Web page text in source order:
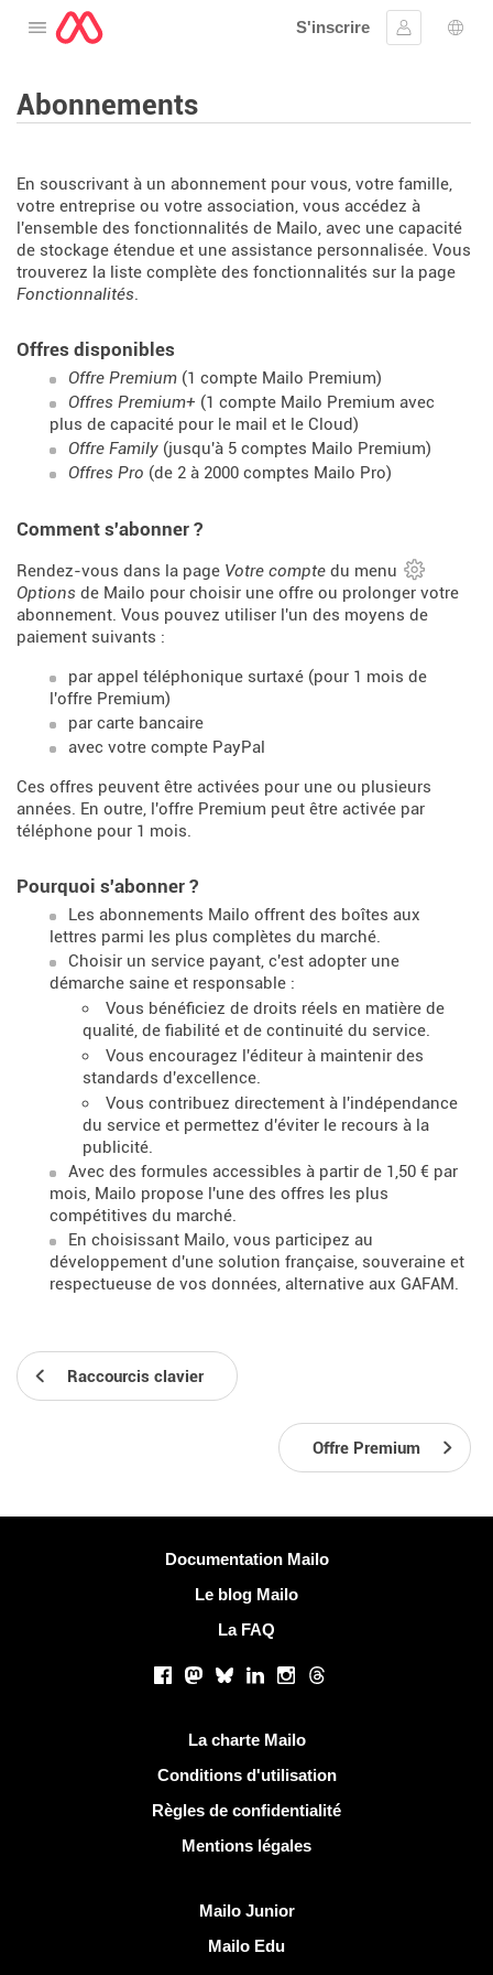
Ouvrir le menu
S'inscrire
Se
Abonnements
En souscrivant à un abonnement pour vous, votre famille,
votre entreprise ou votre association, vous accédez à
l'ensemble des fonctionnalités de Mailo, avec une capacité
de stockage étendue et une assistance personnalisée. Vous
trouverez la liste complète des fonctionnalités sur la page
Fonctionnalités.
Offres disponibles
Offre Premium (1 compte Mailo Premium)
Offres Premium+ (1 compte Mailo Premium avec
plus de capacité pour le mail et le Cloud)
Offre Family (jusqu'à 5 comptes Mailo Premium)
Offres Pro (de 2 à 2000 comptes Mailo Pro)
Comment s'abonner ?
Rendez-vous dans la page Votre compte du menu
Options de Mailo pour choisir une offre ou prolonger votre
abonnement. Vous pouvez utiliser l'un des moyens de
paiement suivants :
par appel téléphonique surtaxé (pour 1 mois de
l'offre Premium)
par carte bancaire
avec votre compte PayPal
Ces offres peuvent être activées pour une ou plusieurs
années. En outre, l'offre Premium peut être activée par
téléphone pour 1 mois.
Pourquoi s'abonner ?
Les abonnements Mailo offrent des boîtes aux
lettres parmi les plus complètes du marché.
Choisir un service payant, c'est adopter une
démarche saine et responsable :
Vous bénéficiez de droits réels en matière de
qualité, de fiabilité et de continuité du service.
Vous encouragez l'éditeur à maintenir des
standards d'excellence.
Vous contribuez directement à l'indépendance
du service et permettez d'éviter le recours à la
publicité.
Avec des formules accessibles à partir de 1,50 € par
mois, Mailo propose l'une des offres les plus
compétitives du marché.
En choisissant Mailo, vous participez au
développement d'une solution française, souveraine et
respectueuse de vos données, alternative aux GAFAM.
Raccourcis clavier
Offre Premium
Documentation Mailo
Le blog Mailo
La FAQ
Facebook
Mastodon
BlueskyLinkedInInstagram
Threads
La charte Mailo
Conditions d'utilisation
Règles de confidentialité
Mentions légales
Mailo Junior
Mailo Edu